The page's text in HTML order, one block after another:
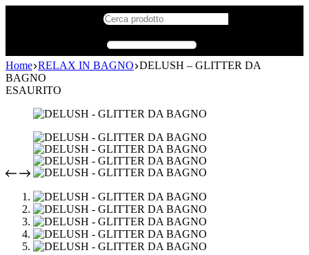
Home RELAX IN BAGNO DELUSH – GLITTER DA
BAGNO
ESAURITO